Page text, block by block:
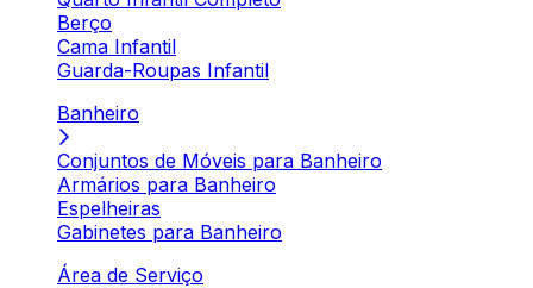
Berço
Cama Infantil
Guarda-Roupas Infantil
Banheiro
Conjuntos de Móveis para Banheiro
Armários para Banheiro
Espelheiras
Gabinetes para Banheiro
Área de Serviço